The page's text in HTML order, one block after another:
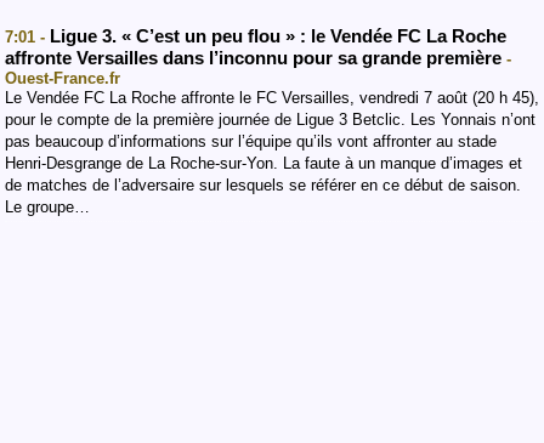
7:01 - Ligue 3. « C’est un peu flou » : le Vendée FC La Roche
affronte Versailles dans l’inconnu pour sa grande première -
Ouest-France.fr
Le Vendée FC La Roche affronte le FC Versailles, vendredi 7 août (20 h 45),
pour le compte de la première journée de Ligue 3 Betclic. Les Yonnais n’ont
pas beaucoup d’informations sur l’équipe qu’ils vont affronter au stade
Henri-Desgrange de La Roche-sur-Yon. La faute à un manque d’images et
de matches de l’adversaire sur lesquels se référer en ce début de saison.
Le groupe…